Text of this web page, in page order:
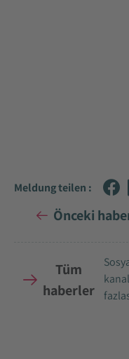
Meldung teilen :
Önceki
Tüm
haberler